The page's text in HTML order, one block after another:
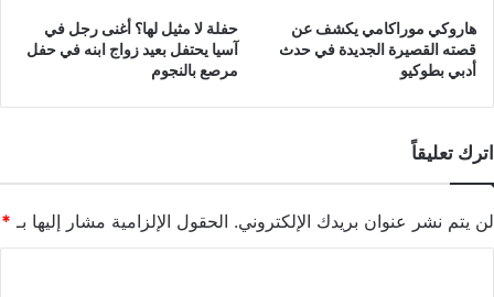
هاروكي موراكامي يكشف عن
قصته القصيرة الجديدة في حدث
أدبي بطوكيو
حفلة لا مثيل لها؟ أغنى رجل في
آسيا يحتفل بعيد زواج ابنه في حفل
مرصع بالنجوم
اترك تعليقاً
لن يتم نشر عنوان بريدك الإلكتروني. الحقول الإلزامية مشار إليها بـ *